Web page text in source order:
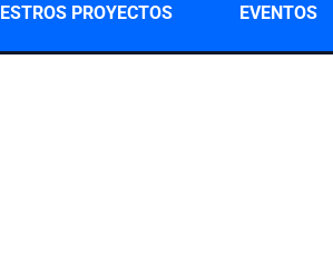
PROYECTOS EVENTOS